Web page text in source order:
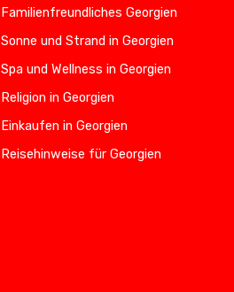
Familienfreundliches Georgien
Sonne und Strand in Georgien
Spa und Wellness in Georgien
Religion in Georgien
Einkaufen in Georgien
Reisehinweise für Georgien